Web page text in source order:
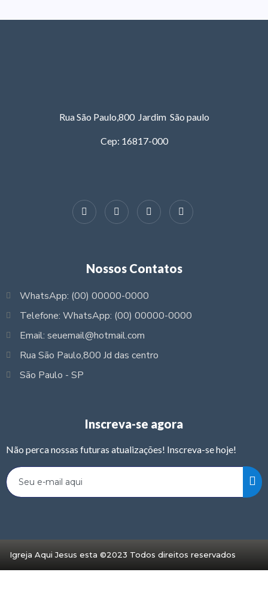
Rua São Paulo,800 Jardim São paulo
Cep: 16817-000
Nossos Contatos
WhatsApp: (00) 00000-0000
Telefone: WhatsApp: (00) 00000-0000
Email: seuemail@hotmail.com
Rua São Paulo,800 Jd das centro
São Paulo - SP
Inscreva-se agora
Não perca nossas futuras atualizações! Inscreva-se hoje!
Igreja Aqui Jesus esta ©2023 Todos direitos reservados